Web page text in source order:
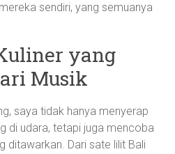
sendiri, yang semuanya
yang
Musik
saya tidak hanya menyerap
di udara, tetapi juga mencoba
ditawarkan. Dari sate lilit Bali